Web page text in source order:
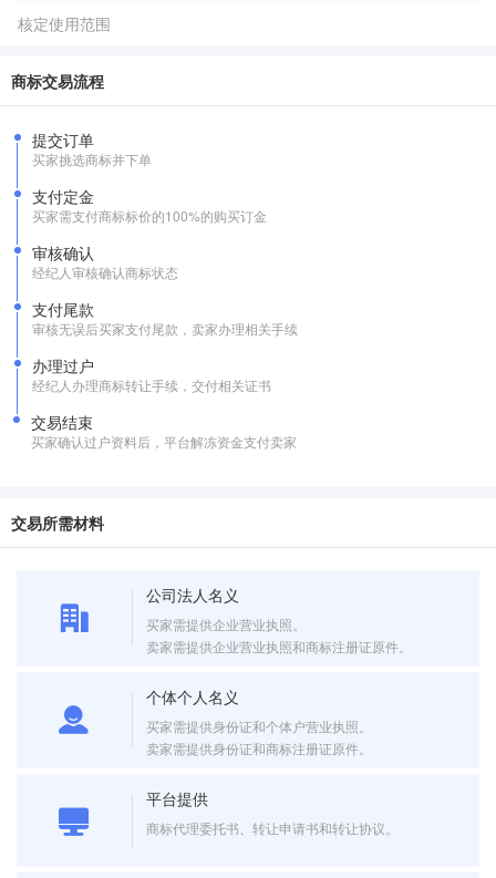
核定使用范围
商标交易流程
提交订单
买家挑选商标并下单
支付定金
买家需支付商标标价的100%的购买订金
审核确认
经纪人审核确认商标状态
支付尾款
审核无误后买家支付尾款，卖家办理相关手续
办理过户
经纪人办理商标转让手续，交付相关证书
交易结束
买家确认过户资料后，平台解冻资金支付卖家
交易所需材料
公司法人名义
买家需提供企业营业执照。
卖家需提供企业营业执照和商标注册证原件。
个体个人名义
买家需提供身份证和个体户营业执照。
卖家需提供身份证和商标注册证原件。
平台提供
商标代理委托书、转让申请书和转让协议。